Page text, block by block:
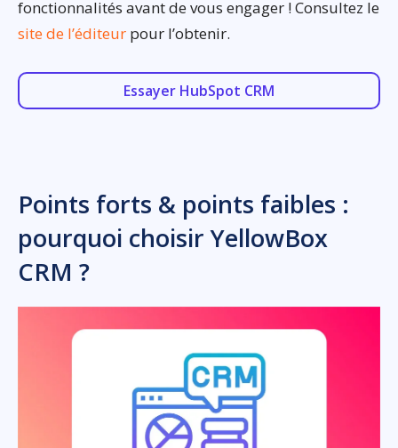
fonctionnalités avant de vous engager ! Consultez le
site de l’éditeur pour l’obtenir.
Essayer HubSpot CRM
Points forts & points faibles :
pourquoi choisir YellowBox
CRM ?